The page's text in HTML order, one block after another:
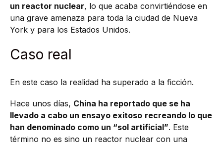
un reactor nuclear, lo que acaba convirtiéndose en
una grave amenaza para toda la ciudad de Nueva
York y para los Estados Unidos.
Caso real
En este caso la realidad ha superado a la ficción.
Hace unos días, China ha reportado que se ha
llevado a cabo un ensayo exitoso recreando lo que
han denominado como un “sol artificial”. Este
término no es sino un reactor nuclear con una